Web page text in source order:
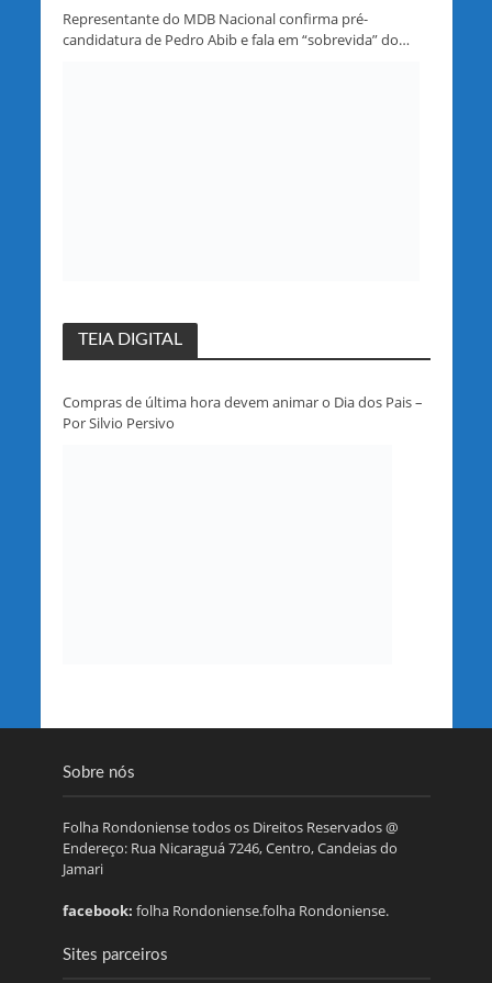
Representante do MDB Nacional confirma pré-
candidatura de Pedro Abib e fala em “sobrevida” do
TEIA DIGITAL
Compras de última hora devem animar o Dia dos Pais –
Por Silvio Persivo
Sobre nós
Folha Rondoniense todos os Direitos Reservados @
Endereço: Rua Nicaraguá 7246, Centro, Candeias do
Jamari
facebook: folha Rondoniense.folha Rondoniense.
Sites parceiros